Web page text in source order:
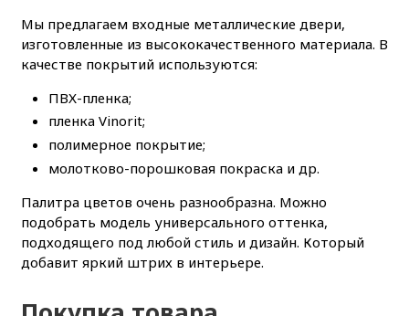
Мы предлагаем входные металлические двери,
изготовленные из высококачественного материала. В
качестве покрытий используются:
ПВХ-пленка;
пленка Vinorit;
полимерное покрытие;
молотково-порошковая покраска и др.
Палитра цветов очень разнообразна. Можно
подобрать модель универсального оттенка,
подходящего под любой стиль и дизайн. Который
добавит яркий штрих в интерьере.